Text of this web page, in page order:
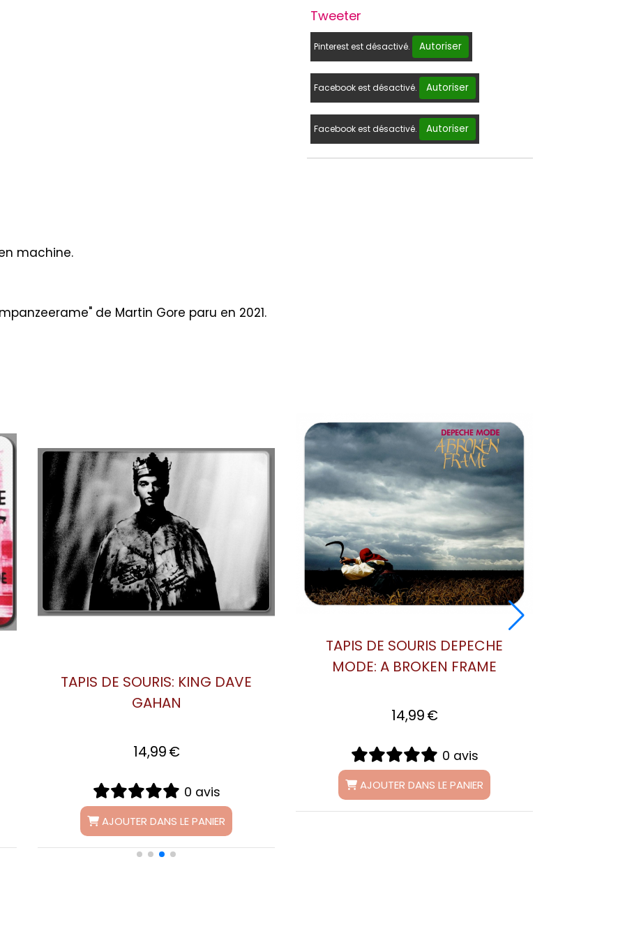
Tweeter
Pinterest est désactivé. Autoriser
Facebook est désactivé. Autoriser
Facebook est désactivé. Autoriser
machine.
de Martin Gore paru en 2021.
TAPIS DE SOURIS DEPECHE
MODE: DELTA MACHINE
14,99
0 avis
AJOUTER DANS LE PANIER
14,99 €
0 avis